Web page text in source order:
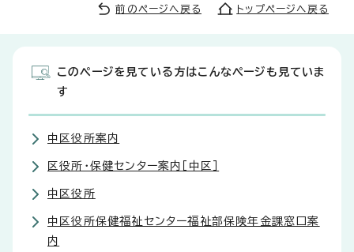
前のページへ戻る トップページへ戻る
このページを見ている方はこんなページも見ていま
す
中区役所案内
区役所・保健センター案内［中区］
中区役所
中区役所保健福祉センター福祉部保険年金課窓口案
内